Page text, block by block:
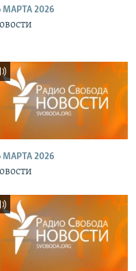
МАРТА 2026
МАРТА 2026